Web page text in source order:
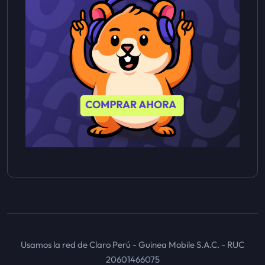
Usamos la red de Claro Perú - Guinea Mobile S.A.C. - RUC
20601466075